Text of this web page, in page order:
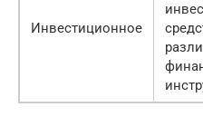
Инвестиционное